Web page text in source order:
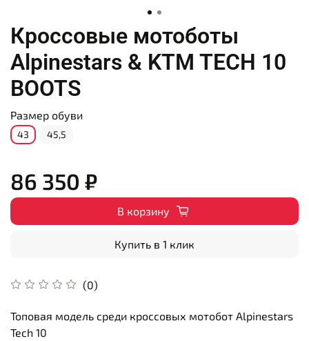
Кроссовые мотоботы
Alpinestars & KTM TECH 10
BOOTS
(0)
Размер обуви
43 45,5
86 350 ₽
В корзину
Купить в 1 клик
Топовая модель среди кроссовых мотобот Alpinestars
Tech 10